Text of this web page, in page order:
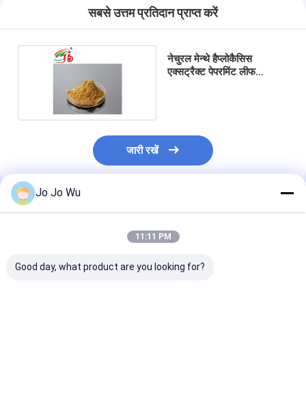
सबसे उत्तम प्रतिदान प्राप्त करें
नेचुरल मेन्थे हैप्लोकैसिस
एक्सट्रैक्ट पेपरमिंट लीफ
जारी रखें
अनुशंसित उत्पाद
Jo Jo Wu
11:11 PM
Good day, what product are you looking for?